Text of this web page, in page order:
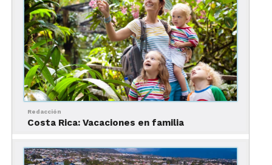
a Costa Rica y mejor cuida tu dinero.
No revisar cuándo cierran
losparques nacionalesy
perder un día completo de
tu viaje
Redacción
Costa Rica: Vacaciones en familia